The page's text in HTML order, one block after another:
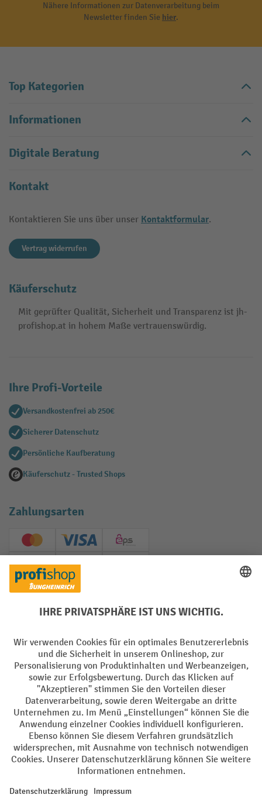
Nähere Informationen zur Datenverarbeitung beim
Newsletter finden Sie hier.
Top Kategorien
Informationen
Digitale Beratung
Kontakt
Kontaktieren Sie uns über unser Kontaktformular.
Vertrag widerrufen
Käuferschutz
Mit geprüfter Qualität, Sicherheit und Transparenz ist jh-
profishop.at in hohem Maße vertrauenswürdig.
Ihre Profi-Vorteile
Versandkostenfrei ab 250€
Sicherer Datenschutz
Persönliche Kaufberatung
Käuferschutz - Trusted Shops
Zahlungsarten
Creditcard (Master)Creditcard (Visa)
EPS
PayPal
Soziale Netzwerke
Impressum Datenschutz
Barrierefreiheit Privacy Settings
Alle Preise exkl. gesetzl. Mehrwertsteuer zzgl.Versandkostenund ggf.
Nachnahmegebühren, wenn nicht anders angegeben.
¹ Der Rabatt gilt so lange der Vorrat reicht. Der Rabatt gilt nicht auf
oder Gutscheinen ist nicht möglich. | ² Der Rabatt wird einmalig bei